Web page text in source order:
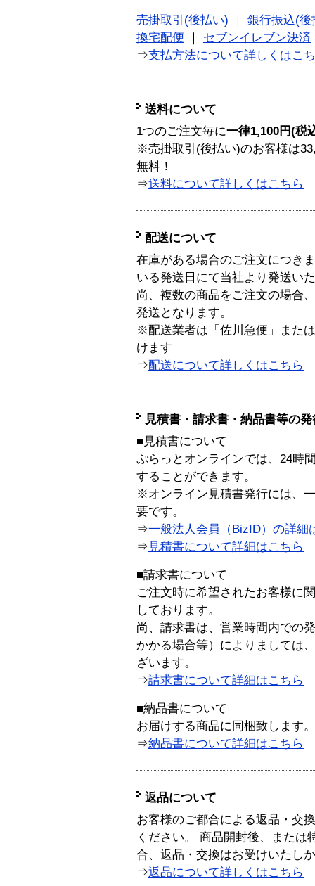
売掛取引(後払い)
銀行振込(後
換宅配便
セブンイレブン決済
⇒支払方法について詳しくはこ
送料について
1つのご注文毎に一律1,100円(税
※売掛取引(後払い)のお客様は
無料！
⇒送料について詳しくはこちら
配送について
在庫がある場合のご注文につき
いる発送日にて当社より発送い
尚、複数の商品をご注文の場合
発送となります。
※配送業者は「佐川急便」また
けます
⇒配送について詳しくはこちら
見積書・請求書・納品書等の
■見積書について
ぷらっとオンラインでは、24時
することができます。
※オンライン見積書発行には、
要です。
⇒一般法人会員（BizID）の詳細
⇒ 見積書について詳細はこちら
■請求書について
ご注文時に希望されたお客様に
しております。
尚、請求書は、営業時間内での
かかる場合等）によりましては
ざいます。
⇒請求書について詳細はこちら
■納品書について
お届けする商品に同梱致します。
⇒納品書について詳細はこちら
返品について
お客様のご都合による返品・交
ください。 商品開封後、または
合、返品・交換はお受けいたし
⇒返品について詳しくはこちら